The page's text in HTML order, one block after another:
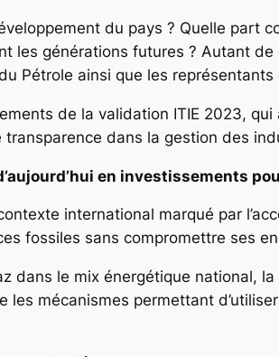
du pays ? Quelle part
les générations futures ? Autant
Pétrole ainsi que les
de la validation ITIE 2023,
dans la gestion des
en investissements
international marqué par
fossiles sans compromettre ses
dans le mix énergétique national,
mécanismes permettant